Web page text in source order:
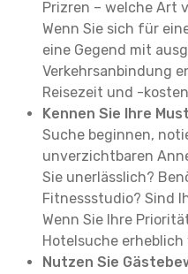
Prizren – welche Art
Wenn Sie sich für
eine Gegend mit
Verkehrsanbindung
Reisezeit und -
Kennen Sie Ihre
Suche beginnen,
unverzichtbaren
Sie unerlässlich?
Fitnessstudio? Sind
Wenn Sie Ihre
Hotelsuche
Nutzen Sie